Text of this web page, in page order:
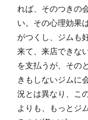
れば、そのつきの
い。その心理効果
がつくし、ジムも
来て、来店できな
を支払うが、その
きもしないジムに
況とは異なり、こ
よりも、もっとジ